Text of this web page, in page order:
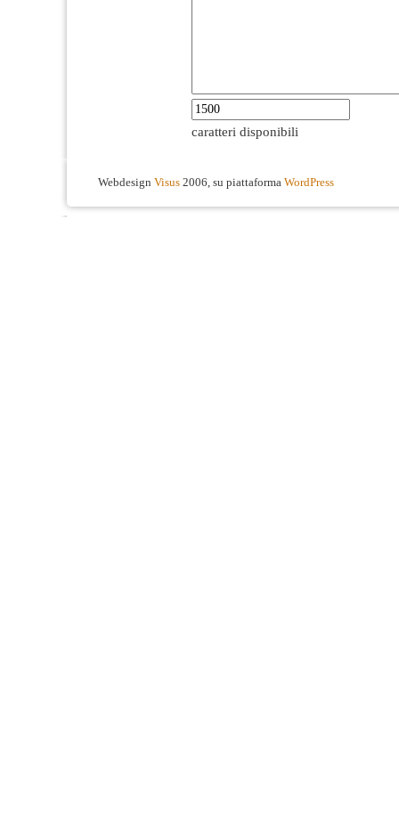
caratteri disponibili
Webdesign Visus 2006, su piattaforma WordPress